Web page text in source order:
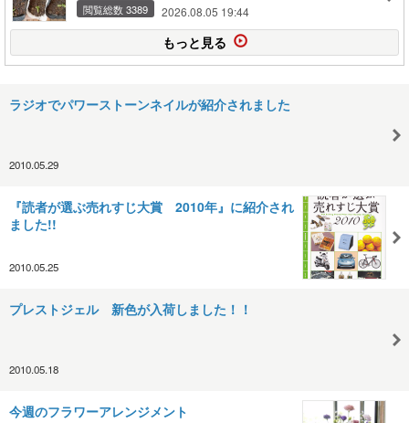
閲覧総数 3389 2026.08.05 19:44
もっと見る
ラジオでパワーストーンネイルが紹介されました
2010.05.29
『読者が選ぶ売れすじ大賞 2010年』に紹介され
ました!!
2010.05.25
プレストジェル 新色が入荷しました！！
2010.05.18
今週のフラワーアレンジメント